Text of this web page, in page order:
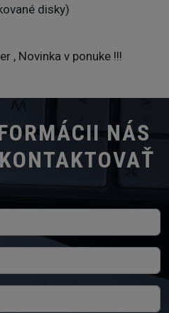
disky)
, Novinka v ponuke !!!
NÁS